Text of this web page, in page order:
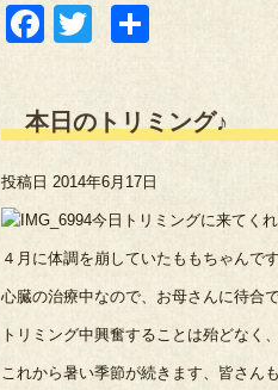
Facebook
Twitter
本日のトリミング♪
投稿日 2014年6月17日
今日トリミングに来てく
４月に体調を崩していたももちゃんで
心臓の治療中なので、お母さんに待合
トリミング中興奮することは殆どなく
これから暑い季節が続きます、皆さん